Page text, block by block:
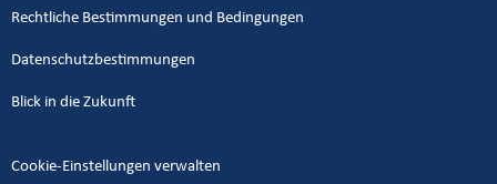
Rechtliche Bestimmungen und Bedingungen
Datenschutzbestimmungen
Blick in die Zukunft
Cookie-Einstellungen verwalten